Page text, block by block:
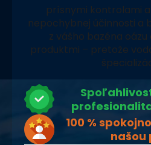
prísnymi kontrolami
nepochybnej účinnosti a
z vášho bazéna
produktmi – pretože
100 %
našou